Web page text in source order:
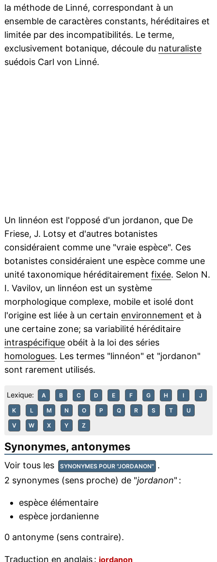
la méthode de Linné, correspondant à un
ensemble de caractères constants, héréditaires et
limitée par des incompatibilités. Le terme,
exclusivement botanique, découle du naturaliste
suédois Carl von Linné.
Un linnéon est l'opposé d'un jordanon, que De
Friese, J. Lotsy et d'autres botanistes
considéraient comme une "vraie espèce". Ces
botanistes considéraient une espèce comme une
unité taxonomique héréditairement fixée. Selon N.
I. Vavilov, un linnéon est un système
morphologique complexe, mobile et isolé dont
l'origine est liée à un certain environnement et à
une certaine zone; sa variabilité héréditaire
intraspécifiqueobéit à la loi des séries
homologues. Les termes "linnéon" et "jordanon"
sont rarement utilisés.
Lexique: A B C D E F G H I J
K L M N O P Q R S T U
V W X Y Z
Synonymes, antonymes
Voir tous les SYNONYMES POUR "JORDANON" .
2 synonymes (sens proche) de "jordanon" :
espèce élémentaire
espèce jordanienne
0 antonyme (sens contraire).
Traduction en anglais : jordanon